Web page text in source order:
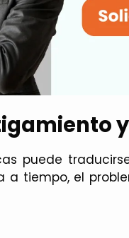
puede
tiempo, el